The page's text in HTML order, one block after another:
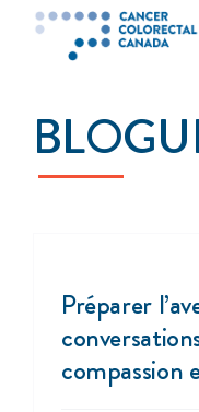
Dépistage et
Événements
S’impliquer
Préparer
compassion